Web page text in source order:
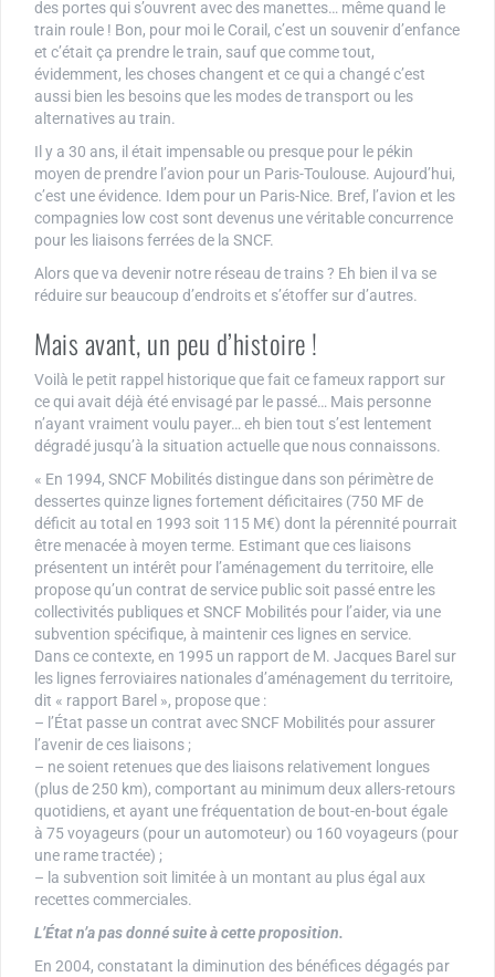
des portes qui s’ouvrent avec des manettes… même quand le
train roule ! Bon, pour moi le Corail, c’est un souvenir d’enfance
et c’était ça prendre le train, sauf que comme tout,
évidemment, les choses changent et ce qui a changé c’est
aussi bien les besoins que les modes de transport ou les
alternatives au train.
Il y a 30 ans, il était impensable ou presque pour le pékin
moyen de prendre l’avion pour un Paris-Toulouse. Aujourd’hui,
c’est une évidence. Idem pour un Paris-Nice. Bref, l’avion et les
compagnies low cost sont devenus une véritable concurrence
pour les liaisons ferrées de la SNCF.
Alors que va devenir notre réseau de trains ? Eh bien il va se
réduire sur beaucoup d’endroits et s’étoffer sur d’autres.
Mais avant, un peu d’histoire !
Voilà le petit rappel historique que fait ce fameux rapport sur
ce qui avait déjà été envisagé par le passé… Mais personne
n’ayant vraiment voulu payer… eh bien tout s’est lentement
dégradé jusqu’à la situation actuelle que nous connaissons.
« En 1994, SNCF Mobilités distingue dans son périmètre de
dessertes quinze lignes fortement déficitaires (750 MF de
déficit au total en 1993 soit 115 M€) dont la pérennité pourrait
être menacée à moyen terme. Estimant que ces liaisons
présentent un intérêt pour l’aménagement du territoire, elle
propose qu’un contrat de service public soit passé entre les
collectivités publiques et SNCF Mobilités pour l’aider, via une
subvention spécifique, à maintenir ces lignes en service.
Dans ce contexte, en 1995 un rapport de M. Jacques Barel sur
les lignes ferroviaires nationales d’aménagement du territoire,
dit « rapport Barel », propose que :
– l’État passe un contrat avec SNCF Mobilités pour assurer
l’avenir de ces liaisons ;
– ne soient retenues que des liaisons relativement longues
(plus de 250 km), comportant au minimum deux allers-retours
quotidiens, et ayant une fréquentation de bout-en-bout égale
à 75 voyageurs (pour un automoteur) ou 160 voyageurs (pour
une rame tractée) ;
– la subvention soit limitée à un montant au plus égal aux
recettes commerciales.
L’État n’a pas donné suite à cette proposition.
En 2004, constatant la diminution des bénéfices dégagés par